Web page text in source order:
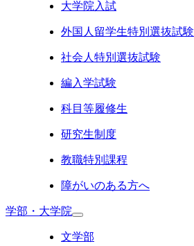
大学院入試
外国人留学生特別選抜試験
社会人特別選抜試験
編入学試験
科目等履修生
研究生制度
教職特別課程
障がいのある方へ
学部・大学院
文学部